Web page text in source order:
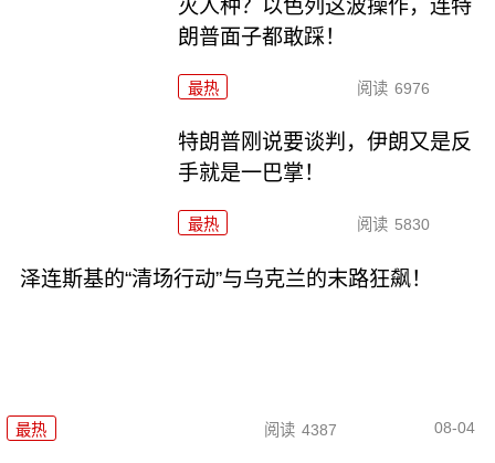
灭人种？以色列这波操作，连特
朗普面子都敢踩！
最热 阅读 6976
特朗普刚说要谈判，伊朗又是反
手就是一巴掌！
最热 阅读 5830
泽连斯基的“清场行动”与乌克兰的末路狂飙！
最热 阅读 4387 08-04